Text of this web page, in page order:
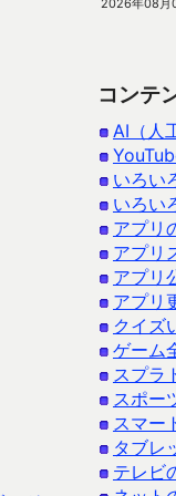
2026年08月
コンテ
AI（人
いろい
いろい
アプリ
アプリ
アプリ
アプリ
クイズ
ゲーム
スプラ
スポー
スマー
タブレ
テレビ